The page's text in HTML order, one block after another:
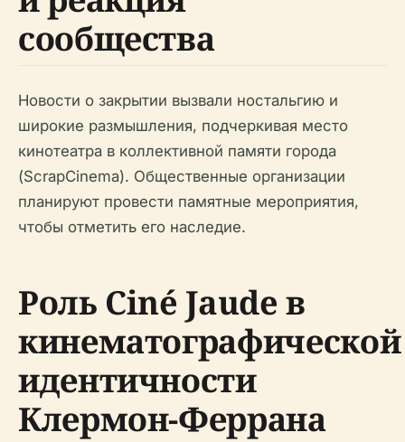
сообщества
Новости о закрытии вызвали ностальгию и
широкие размышления, подчеркивая место
кинотеатра в коллективной памяти города
(ScrapCinema). Общественные организации
планируют провести памятные мероприятия,
чтобы отметить его наследие.
Роль Ciné Jaude в
кинематографической
идентичности
Клермон-Феррана